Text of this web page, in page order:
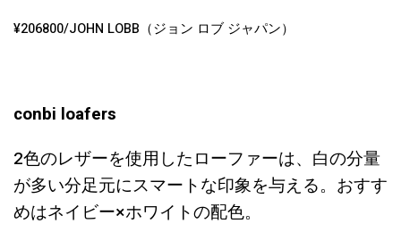
¥206800/JOHN LOBB（ジョン ロブ ジャパン）
conbi loafers
2色のレザーを使用したローファーは、白の分量
が多い分足元にスマートな印象を与える。おすす
めはネイビー×ホワイトの配色。